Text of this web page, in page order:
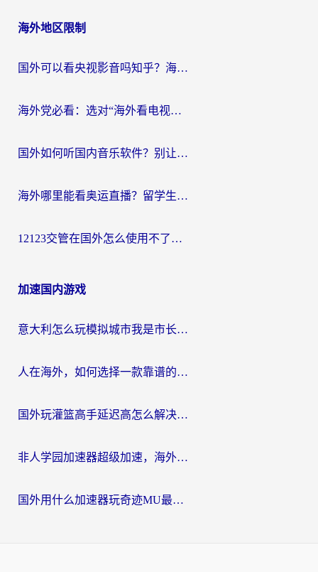
海外地区限制
国外可以看央视影音吗知乎？海外党亲测有效的回国加速方案
海外党必看：选对“海外看电视剧软件”，再也不用愁国内剧刷不了
国外如何听国内音乐软件？别让地域限制，断了你的中文歌单
海外哪里能看奥运直播？留学生&海外华人必看的体育赛事观赛终极指南
12123交管在国外怎么使用不了？海外华人必看的无缝访问国内资源指南
加速国内游戏
意大利怎么玩模拟城市我是市长？海外党国服游戏加速终极攻略（附三国3量子特攻解决办法）
人在海外，如何选择一款靠谱的玩剑灵2加速器？
国外玩灌篮高手延迟高怎么解决？海外玩家国服游戏加速终极指南
非人学园加速器超级加速，海外玩家重返国服的通行证
国外用什么加速器玩奇迹MU最好？2026海外玩家国服游戏加速全攻略